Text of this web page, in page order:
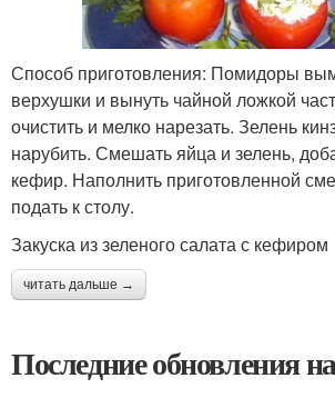
Способ приготовления: Помидоры
верхушки и вынуть чайной ложкой
очистить и мелко нарезать. Зелень
нарубить. Смешать яйца и зелень,
кефир. Наполнить приготовленной
подать к столу.
Закуска из зеленого салата с кефиром
читать дальше →
Последние обновления